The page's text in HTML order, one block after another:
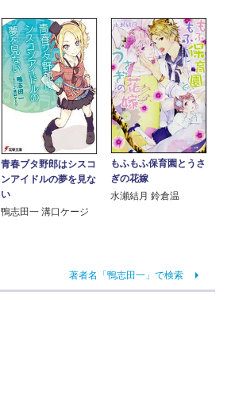
青春ブタ野郎はシスコ
ンアイドルの夢を見な
い
鴨志田一 溝口ケージ
もふもふ保育園とうさ
ぎの花嫁
水瀬結月 鈴倉温
著者名「鴨志田一」で検索